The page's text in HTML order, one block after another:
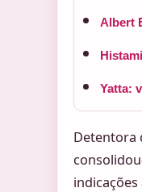
Albert
Yatta:
Detentora